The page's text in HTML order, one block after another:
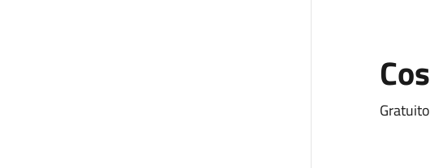
Gratuito